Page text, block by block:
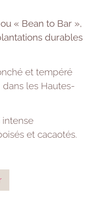
« Bean to Bar »,
durables
et tempéré
dans les Hautes-
intense
et cacaotés.